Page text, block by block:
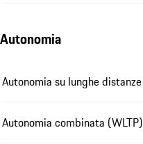
Autonomia
Autonomia su lunghe distanze
Autonomia combinata (WLTP)